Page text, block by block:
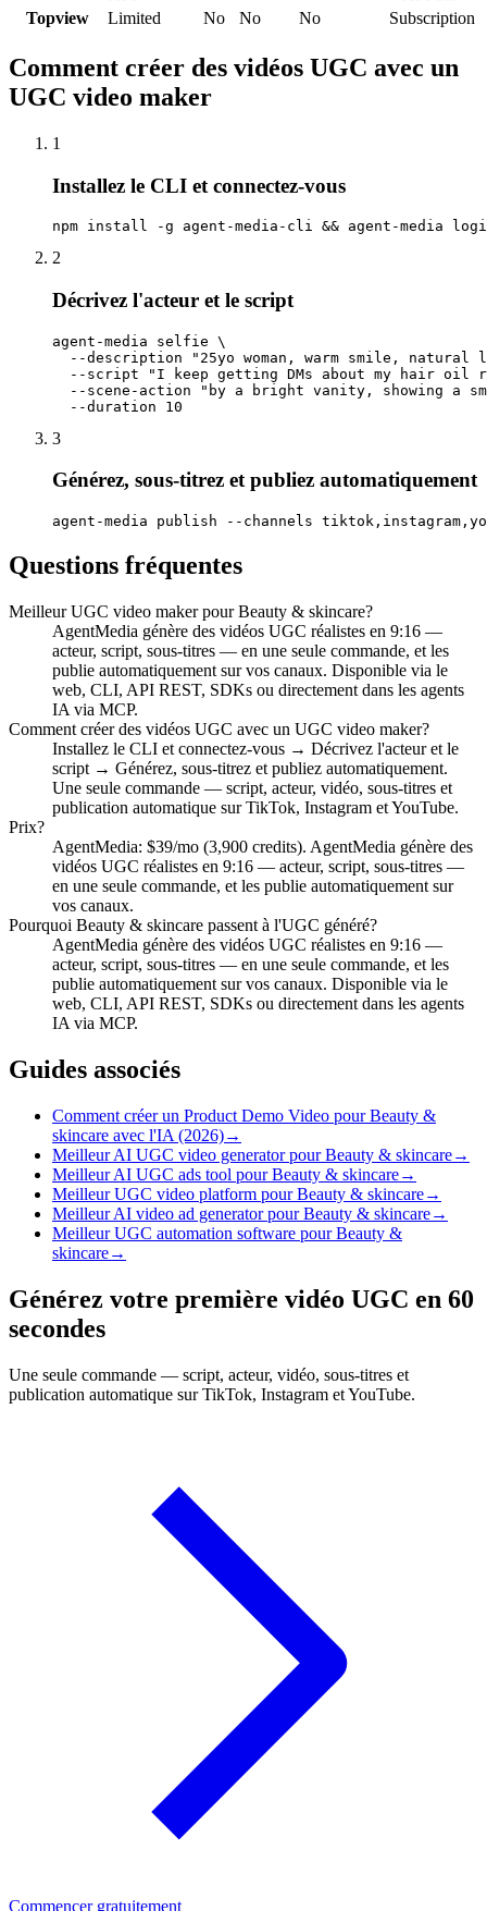
Topview
Limited No No No Subscription
Comment créer des vidéos UGC avec un
UGC video maker
1
Installez le CLI et connectez-vous
npm install -g agent-media-cli && agent-media
2
Décrivez l'acteur et le script
agent-media selfie \
--description "25yo woman, warm smile, natural
--script "I keep getting DMs about my hair oil
--scene-action "by a bright vanity, showing a
  --duration 10
3
Générez, sous-titrez et publiez automatiquement
agent-media publish --channels
Questions fréquentes
Meilleur UGC video maker pour Beauty & skincare?
AgentMedia génère des vidéos UGC réalistes en 9:16 —
acteur, script, sous-titres — en une seule commande, et les
publie automatiquement sur vos canaux. Disponible via le
web, CLI, API REST, SDKs ou directement dans les agents
IA via MCP.
Comment créer des vidéos UGC avec un UGC video maker?
Installez le CLI et connectez-vous → Décrivez l'acteur et le
script → Générez, sous-titrez et publiez automatiquement.
Une seule commande — script, acteur, vidéo, sous-titres et
publication automatique sur TikTok, Instagram et YouTube.
Prix?
AgentMedia: $39/mo (3,900 credits). AgentMedia génère des
vidéos UGC réalistes en 9:16 — acteur, script, sous-titres —
en une seule commande, et les publie automatiquement sur
vos canaux.
Pourquoi Beauty & skincare passent à l'UGC généré?
AgentMedia génère des vidéos UGC réalistes en 9:16 —
acteur, script, sous-titres — en une seule commande, et les
publie automatiquement sur vos canaux. Disponible via le
web, CLI, API REST, SDKs ou directement dans les agents
IA via MCP.
Guides associés
Comment créer un Product Demo Video pour Beauty &
skincare avec l'IA (2026)→
Meilleur AI UGC video generator pour Beauty & skincare→
Meilleur AI UGC ads tool pour Beauty & skincare→
Meilleur UGC video platform pour Beauty & skincare→
Meilleur AI video ad generator pour Beauty & skincare→
Meilleur UGC automation software pour Beauty &
skincare→
Générez votre première vidéo UGC en 60
secondes
Une seule commande — script, acteur, vidéo, sous-titres et
publication automatique sur TikTok, Instagram et YouTube.
Commencer gratuitement